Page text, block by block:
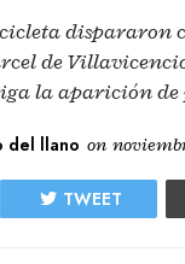
dispararon
de
la aparición de
del llano on
TWEET